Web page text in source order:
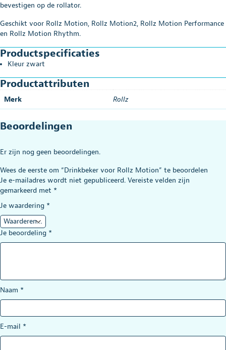
bevestigen op de rollator.
Geschikt voor Rollz Motion, Rollz Motion2, Rollz Motion Performance
en Rollz Motion Rhythm.
Productspecificaties
Kleur zwart
Productattributen
Merk Rollz
Beoordelingen
Er zijn nog geen beoordelingen.
Wees de eerste om “Drinkbeker voor Rollz Motion” te beoordelen
Je e-mailadres wordt niet gepubliceerd. Vereiste velden zijn
gemarkeerd met *
Je waardering *
Je beoordeling *
Naam *
E-mail *